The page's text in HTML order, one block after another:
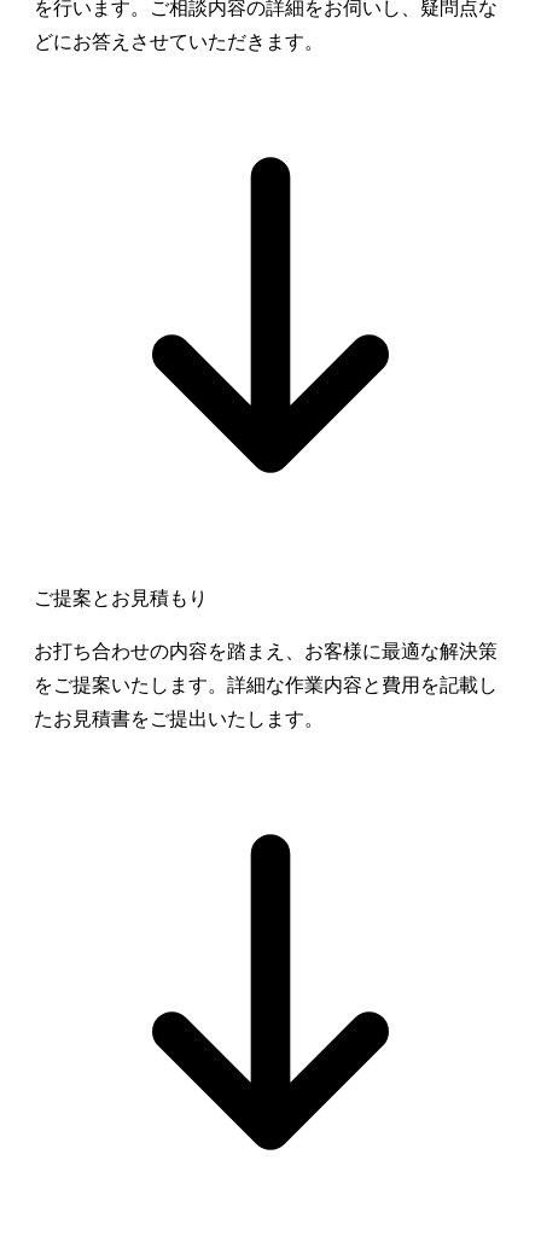
を行います。ご相談内容の詳細をお伺いし、疑問点な
どにお答えさせていただきます。
ご提案とお見積もり
お打ち合わせの内容を踏まえ、お客様に最適な解決策
をご提案いたします。詳細な作業内容と費用を記載し
たお見積書をご提出いたします。